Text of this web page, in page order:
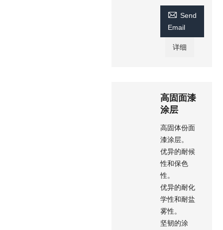
 Send
Email
详细
高固面漆
涂层
高固体份面
漆涂层。
优异的耐候
性和保色
性。
优异的耐化
学性和耐盐
雾性。
坚韧的涂